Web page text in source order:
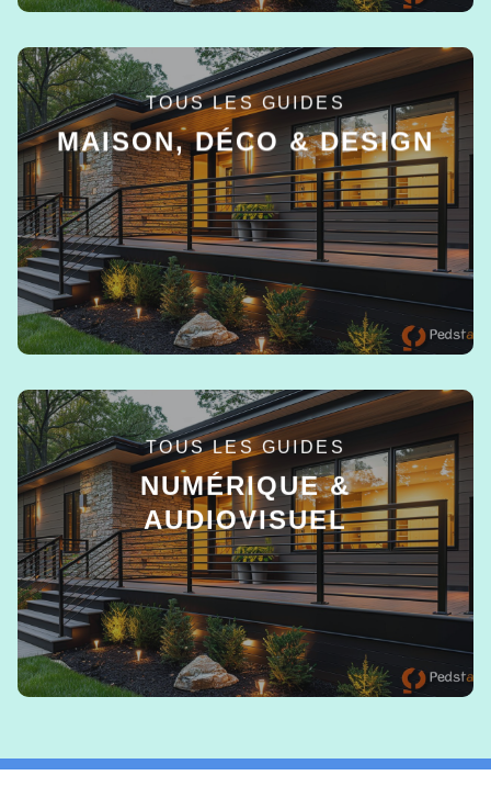
TOUS LES GUIDES
MAISON, DÉCO & DESIGN
EN SAVOIR +
TOUS LES GUIDES
NUMÉRIQUE &
AUDIOVISUEL
EN SAVOIR +